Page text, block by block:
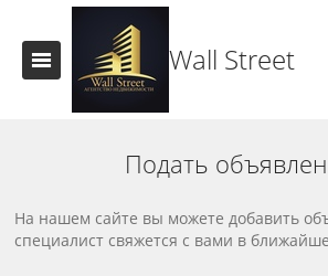
Wall Street
Подать
На нашем сайте вы можете добавить
специалист свяжется с вами в